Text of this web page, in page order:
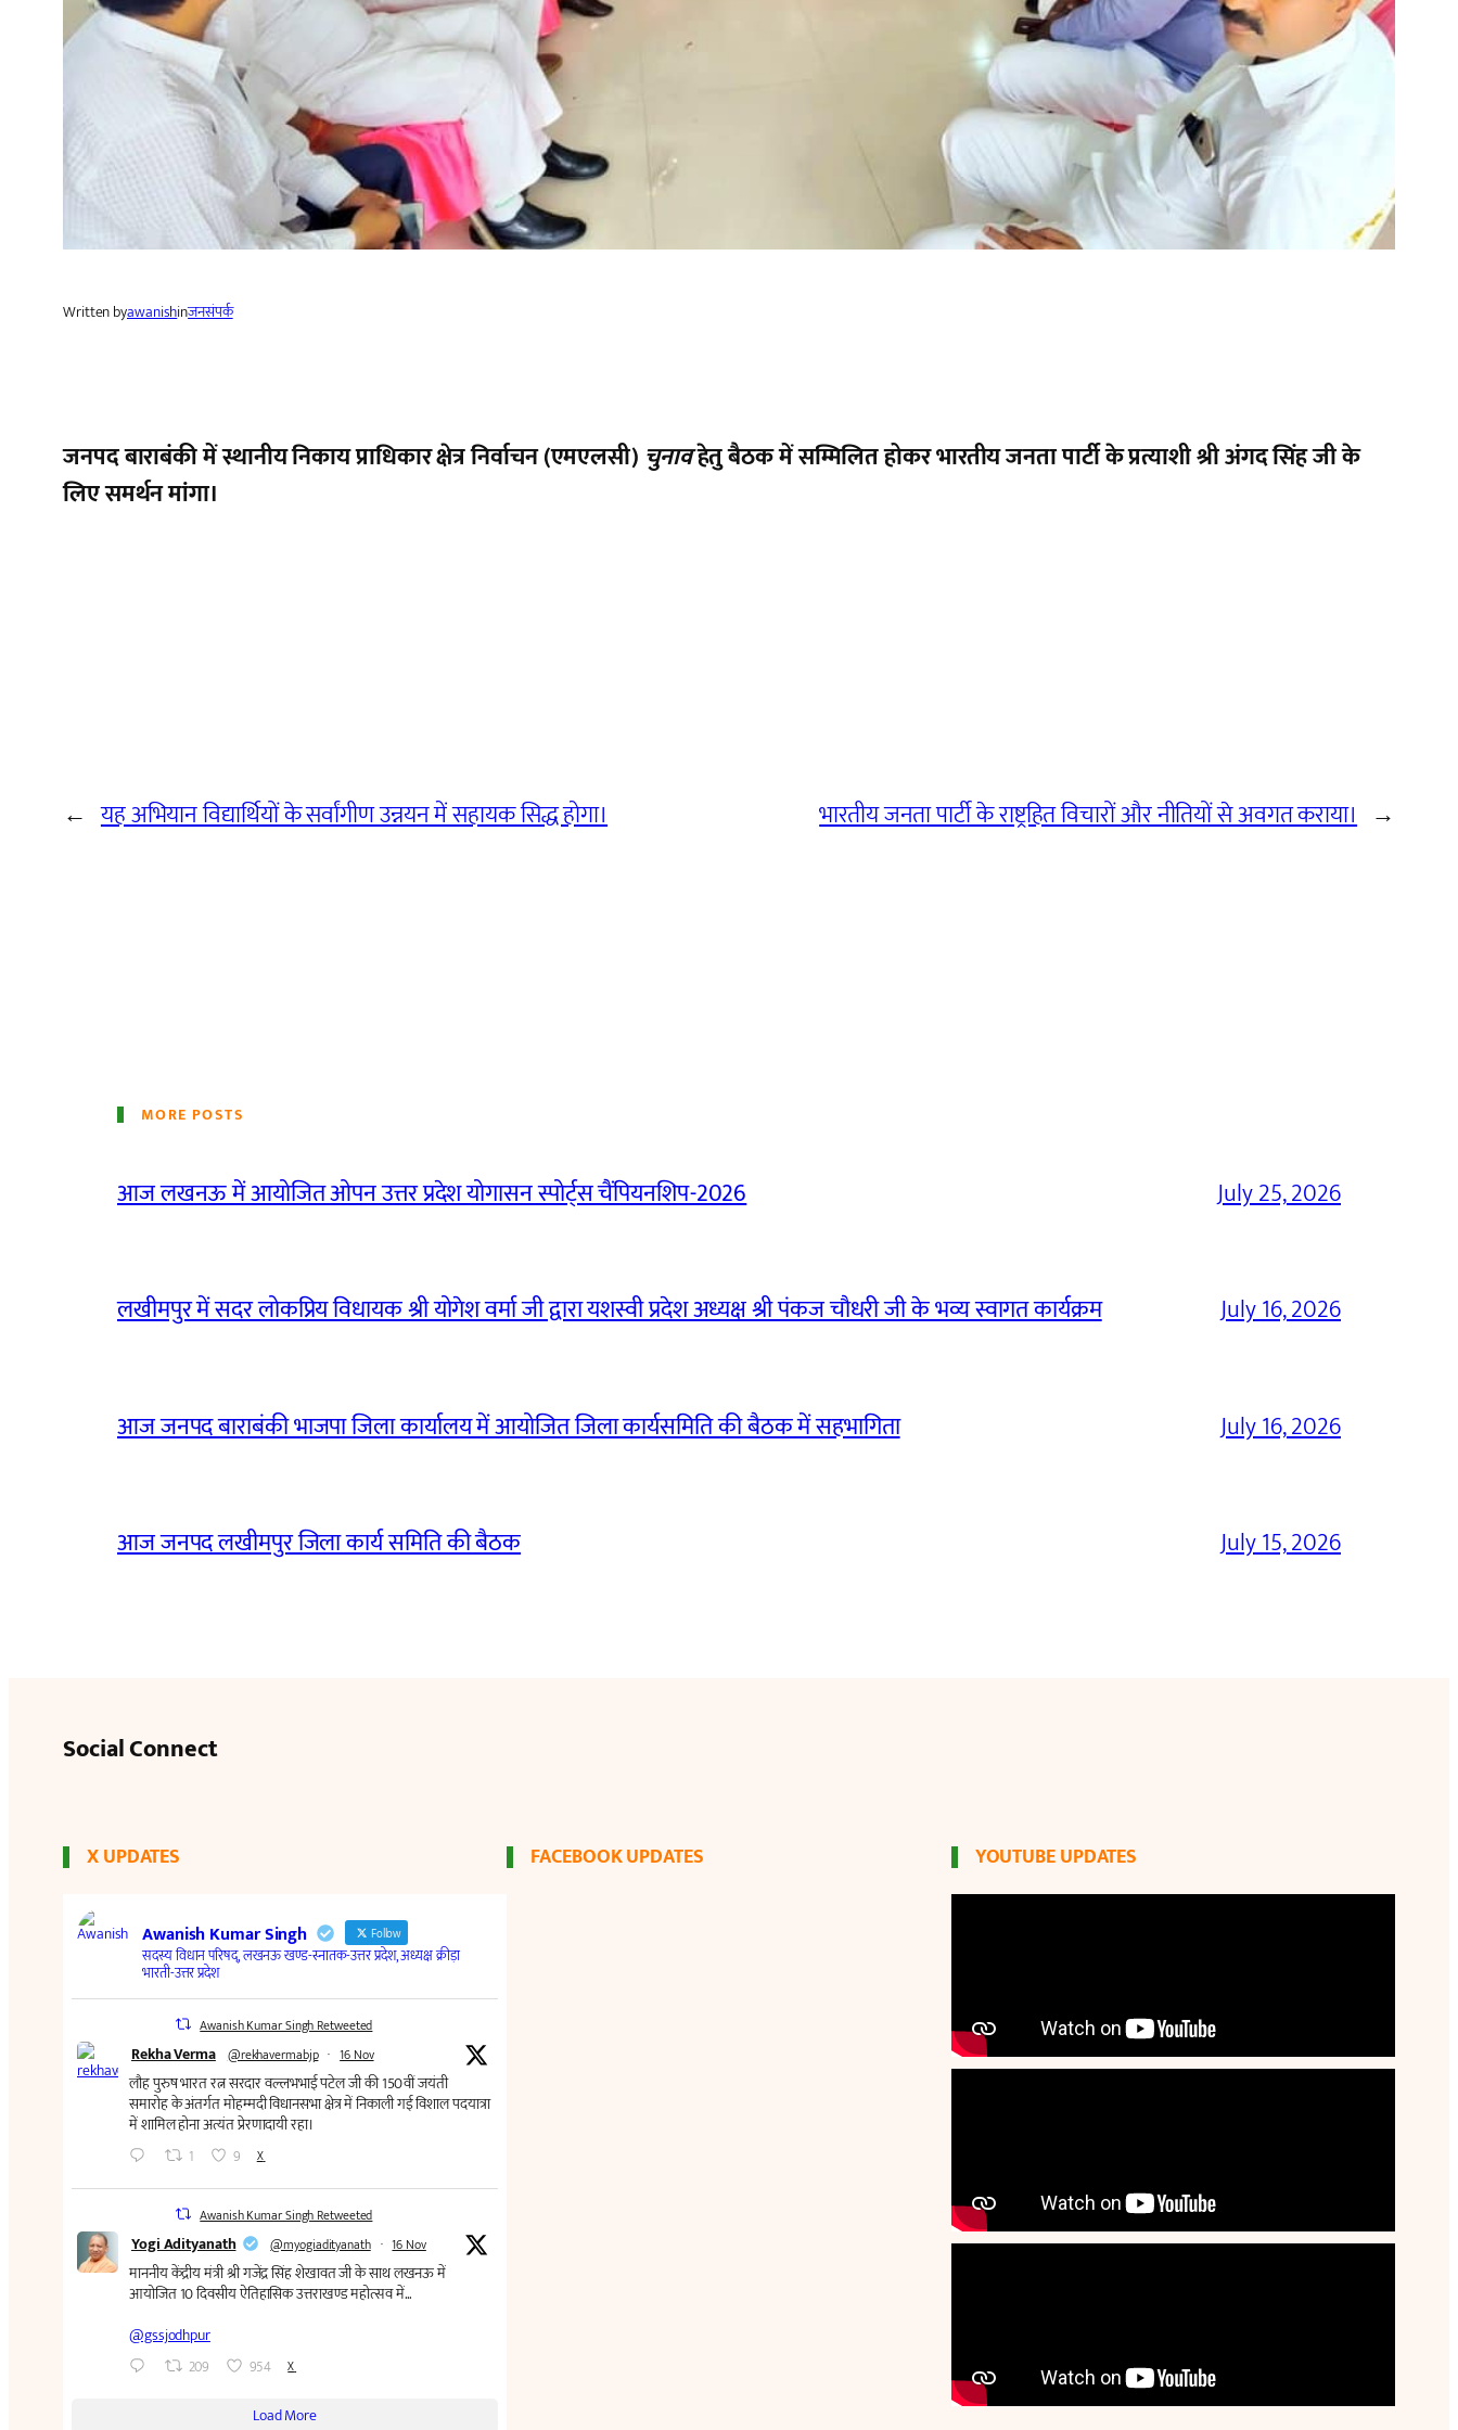
Written byawanishinजनसंपर्क
जनपद बाराबंकी में स्थानीय निकाय प्राधिकार क्षेत्र निर्वाचन (एमएलसी) चुनावहेतु बैठक में सम्मिलित होकर भारतीय जनता पार्टी के प्रत्याशी श्री अंगद सिंह जी के
लिए समर्थन मांगा।
← यह अभियान विद्यार्थियों के सर्वांगीण उन्नयन में सहायक सिद्ध होगा। भारतीय जनता पार्टी के राष्ट्रहित विचारों और नीतियों से अवगत कराया। →
MORE POSTS
आज लखनऊ में आयोजित ओपन उत्तर प्रदेश योगासन स्पोर्ट्स चैंपियनशिप-2026 July 25, 2026
लखीमपुर में सदर लोकप्रिय विधायक श्री योगेश वर्मा जी द्वारा यशस्वी प्रदेश अध्यक्ष श्री पंकज चौधरी जी के भव्य स्वागत कार्यक्रम July 16, 2026
आज जनपद बाराबंकी भाजपा जिला कार्यालय में आयोजित जिला कार्यसमिति की बैठक में सहभागिता July 16, 2026
आज जनपद लखीमपुर जिला कार्य समिति की बैठक July 15, 2026
Social Connect
X UPDATES FACEBOOK UPDATES YOUTUBE UPDATES